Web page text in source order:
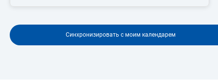
Синхронизировать с моим календарем